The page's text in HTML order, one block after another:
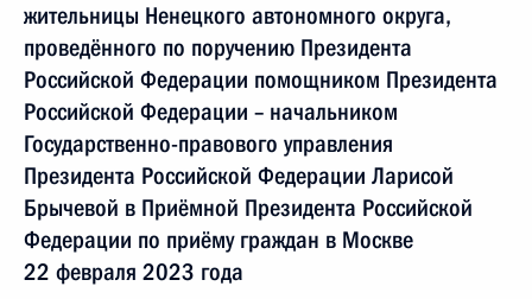
жительницы Ненецкого автономного округа,
проведённого по поручению Президента
Российской Федерации помощником Президента
Российской Федерации – начальником
Государственно-правового управления
Президента Российской Федерации Ларисой
Брычевой в Приёмной Президента Российской
Федерации по приёму граждан в Москве
22 февраля 2023 года